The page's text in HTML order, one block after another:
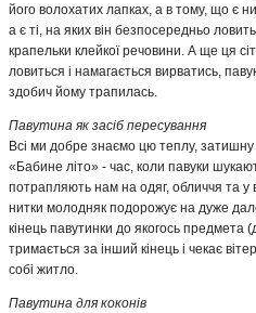
його волохатих лапках, а в тому, що є
а є ті, на яких він безпосередньо
крапельки клейкої речовини. А ще ця
ловиться і намагається вирватись,
здобич йому трапилась.
Павутина як засіб пересування
Всі ми добре знаємо цю теплу, затишну
«Бабине літо» - час, коли павуки
потрапляють нам на одяг, обличчя та у
нитки молодняк подорожує на дуже
кінець павутинки до якогось
тримається за інший кінець і чекає
собі житло.
Павутина для коконів